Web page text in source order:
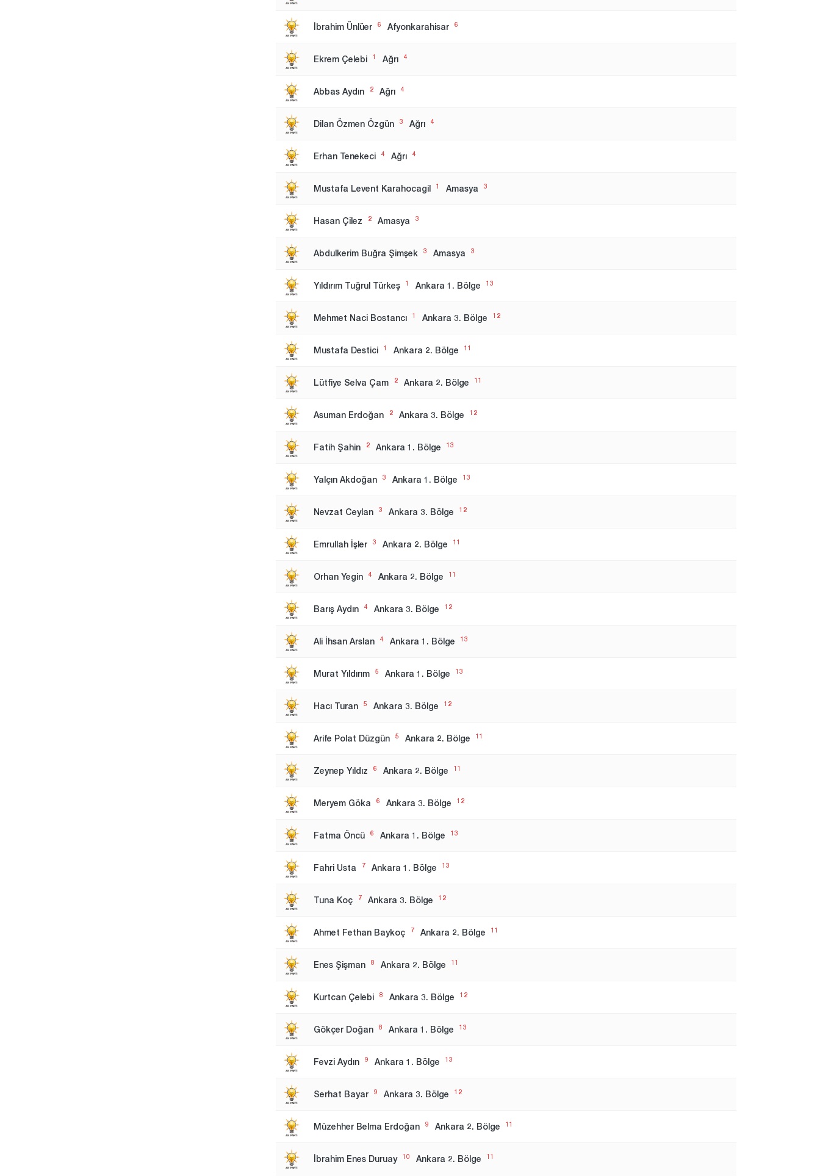
İbrahim Ünlüer 6 Afyonkarahisar 6
Ekrem Çelebi 1 Ağrı 4
Abbas Aydın 2 Ağrı 4
Dilan Özmen Özgün 3 Ağrı 4
Erhan Tenekeci 4 Ağrı 4
Mustafa Levent Karahocagil 1 Amasya 3
Hasan Çilez 2 Amasya 3
Abdulkerim Buğra Şimşek 3 Amasya 3
Yıldırım Tuğrul Türkeş 1 Ankara 1. Bölge 13
Mehmet Naci Bostancı 1 Ankara 3. Bölge 12
Mustafa Destici 1 Ankara 2. Bölge 11
Lütfiye Selva Çam 2 Ankara 2. Bölge 11
Asuman Erdoğan 2 Ankara 3. Bölge 12
Fatih Şahin 2 Ankara 1. Bölge 13
Yalçın Akdoğan 3 Ankara 1. Bölge 13
Nevzat Ceylan 3 Ankara 3. Bölge 12
Emrullah İşler 3 Ankara 2. Bölge 11
Orhan Yegin 4 Ankara 2. Bölge 11
Barış Aydın 4 Ankara 3. Bölge 12
Ali İhsan Arslan 4 Ankara 1. Bölge 13
Murat Yıldırım 5 Ankara 1. Bölge 13
Hacı Turan 5 Ankara 3. Bölge 12
Arife Polat Düzgün 5 Ankara 2. Bölge 11
Zeynep Yıldız 6 Ankara 2. Bölge 11
Meryem Göka 6 Ankara 3. Bölge 12
Fatma Öncü 6 Ankara 1. Bölge 13
Fahri Usta 7 Ankara 1. Bölge 13
Tuna Koç 7 Ankara 3. Bölge 12
Ahmet Fethan Baykoç 7 Ankara 2. Bölge 11
Enes Şişman 8 Ankara 2. Bölge 11
Kurtcan Çelebi 8 Ankara 3. Bölge 12
Gökçer Doğan 8 Ankara 1. Bölge 13
Fevzi Aydın 9 Ankara 1. Bölge 13
Serhat Bayar 9 Ankara 3. Bölge 12
Müzehher Belma Erdoğan 9 Ankara 2. Bölge 11
İbrahim Enes Duruay 10 Ankara 2. Bölge 11